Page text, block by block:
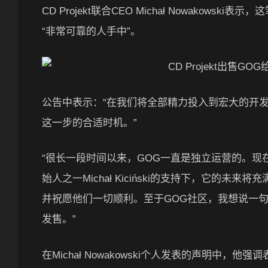
CD Projekt联合CEO Michał Nowakowski表示，
“非常可靠的人手中”。
公告中表示：“在我们将全部精力投入到宏大的开
这一步的合适时机。”
“很长一段时间以来，GOG一直是独立运营的。
始人之一Michał Kiciński的支持下，它的未来将
并祝愿他们一切顺利。至于GOG社区，我想说一
发售。”
在Michał Nowakowski个人发表的声明中，他强